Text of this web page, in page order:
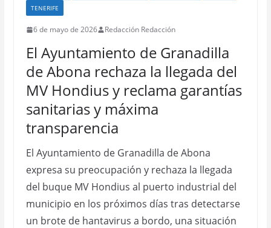
TENERIFE
6 de mayo de 2026 Redacción Redacción
El Ayuntamiento de Granadilla
de Abona rechaza la llegada del
MV Hondius y reclama garantías
sanitarias y máxima
transparencia
El Ayuntamiento de Granadilla de Abona
expresa su preocupación y rechaza la llegada
del buque MV Hondius al puerto industrial del
municipio en los próximos días tras detectarse
un brote de hantavirus a bordo, una situación